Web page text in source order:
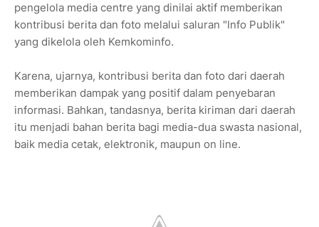
pengelola media centre yang dinilai aktif memberikan
kontribusi berita dan foto melalui saluran "Info Publik"
yang dikelola oleh Kemkominfo.
Karena, ujarnya, kontribusi berita dan foto dari daerah
memberikan dampak yang positif dalam penyebaran
informasi. Bahkan, tandasnya, berita kiriman dari daerah
itu menjadi bahan berita bagi media-dua swasta nasional,
baik media cetak, elektronik, maupun on line.